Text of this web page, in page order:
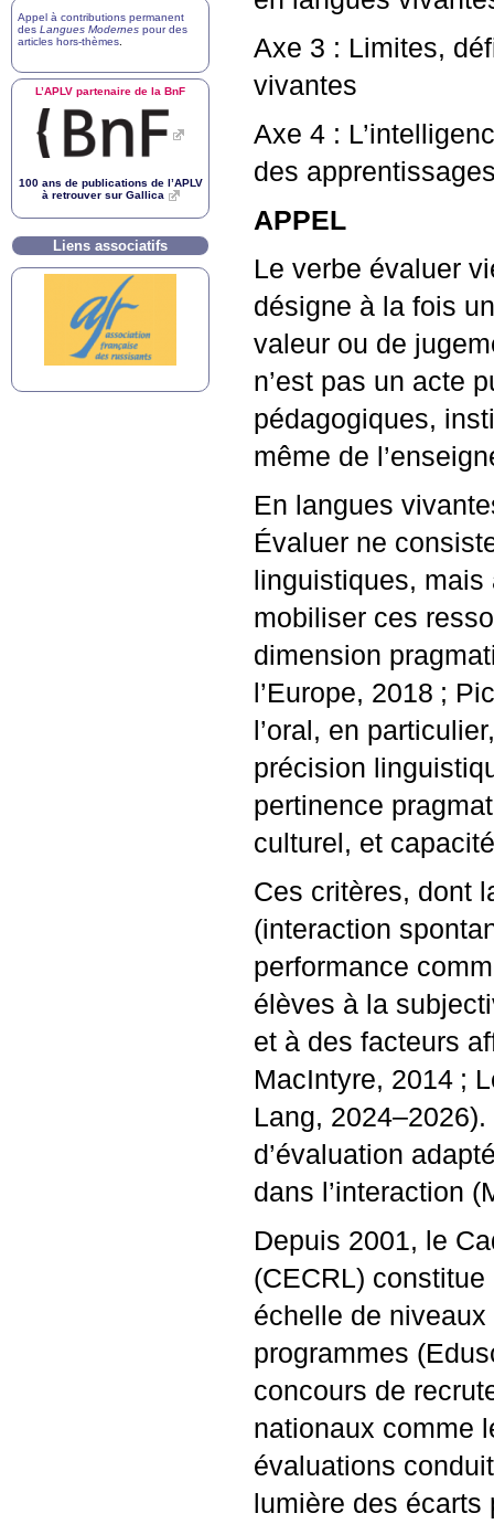
Axe 3 : Limites,
vivantes
Axe 4 :
des
APPEL
Le verbe évaluer
désigne à la fois
valeur ou de
n’est pas un acte
pédagogiques,
même de
En langues
Évaluer ne
linguistiques,
mobiliser ces
dimension
l’Europe, 2018 ;
l’oral, en
précision
pertinence
culturel, et
Ces critères, dont
(interaction
performance
élèves à la
et à des facteurs
MacIntyre, 2014 ;
Lang,
d’évaluation
dans l’interaction
Depuis 2001, le
(CECRL) constitue
échelle de
programmes
concours de
nationaux comme
évaluations
lumière des
Appel à contributions permanent
des Langues Modernes pour des
articles hors-thèmes
L’APLV partenaire de la BnF
100 ans de publications de l’APLV
à retrouver sur Gallica
Liens associatifs